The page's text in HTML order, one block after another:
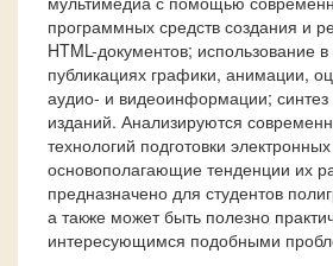
программных средств создания и
HTML-документов; использование
публикациях графики, анимации,
аудио- и видеоинформации;
изданий. Анализируются
технологий подготовки
основополагающие тенденции их
предназначено для студентов
а также может быть полезно
интересующимся подобными